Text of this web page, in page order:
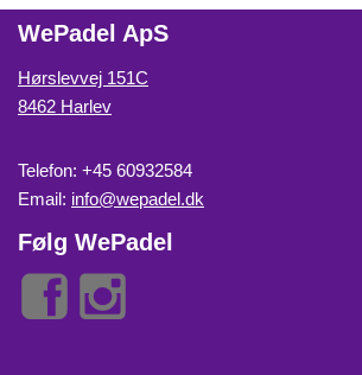
WePadel ApS
Hørslevvej 151C
8462 Harlev
Telefon: +45 60932584
Email: info@wepadel.dk
Følg WePadel